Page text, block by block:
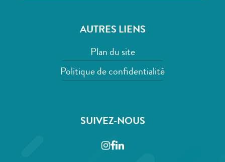
AUTRES LIENS
Plan du site
Politique de confidentialité
SUIVEZ-NOUS
Instagram
Facebook
LinkedIn